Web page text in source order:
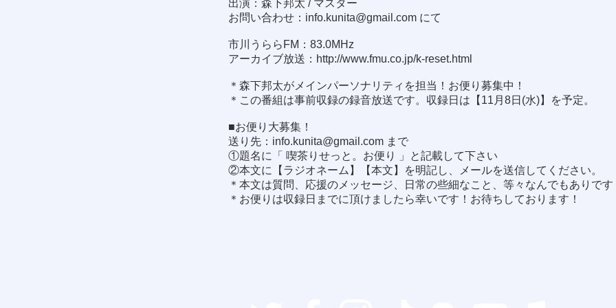
出演：森下邦太 / マスター
お問い合わせ： info.kunita@gmail.com にて
市川うららFM：83.0MHz
アーカイブ放送： http://www.fmu.co.jp/k-reset.html
＊森下邦太がメインパーソナリティを担当！お便り募集中！
＊この番組は事前収録の録音放送です。収録日は【11月8日(水)】を予定。
■お便り大募集！
送り先： info.kunita@gmail.com まで
①題名に「 喫茶りせっと。お便り 」と記載して下さい
②本文に【ラジオネーム】【本文】を明記し、メールを送信してください。
＊本文は質問、応援のメッセージ、日常の些細なこと、等々なんでもありです
＊お便りは収録日までに頂けましたら幸いです！お待ちしております！